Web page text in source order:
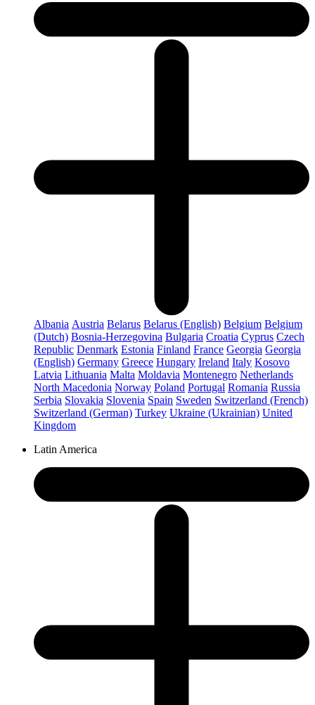
Albania Austria Belarus Belarus (English) Belgium Belgium
(Dutch) Bosnia-Herzegovina Bulgaria Croatia Cyprus Czech
Republic Denmark Estonia Finland France Georgia Georgia
(English) Germany Greece Hungary Ireland Italy Kosovo
Latvia Lithuania Malta Moldavia Montenegro Netherlands
North Macedonia Norway Poland Portugal Romania Russia
Serbia Slovakia Slovenia Spain Sweden Switzerland (French)
Switzerland (German) Turkey Ukraine (Ukrainian) United
Kingdom
Latin America